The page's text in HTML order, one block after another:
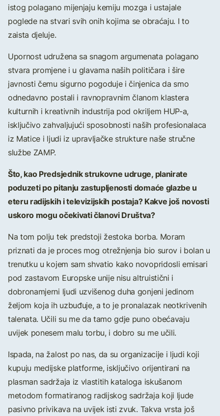
istog polagano mijenjaju kemiju mozga i ustajale
poglede na stvari svih onih kojima se obraćaju. I to
zaista djeluje.
Upornost udružena sa snagom argumenata polagano
stvara promjene i u glavama naših političara i šire
javnosti čemu sigurno pogoduje i činjenica da smo
odnedavno postali i ravnopravnim članom klastera
kulturnih i kreativnih industrija pod okriljem HUP-a,
isključivo zahvaljujući sposobnosti naših profesionalaca
iz Matice i ljudi iz upravljačke strukture naše stručne
službe ZAMP.
Što, kao Predsjednik strukovne udruge, planirate
poduzeti po pitanju zastupljenosti domaće glazbe u
eteru radijskih i televizijskih postaja? Kakve još novosti
uskoro mogu očekivati članovi Društva?
Na tom polju tek predstoji žestoka borba. Moram
priznati da je proces mog otrežnjenja bio surov i bolan u
trenutku u kojem sam shvatio kako novopridosli emisari
pod zastavom Europske unije nisu altruistični i
dobronamjerni ljudi uzvišenog duha gonjeni jedinom
željom koja ih uzbuđuje, a to je pronalazak neotkrivenih
talenata. Učili su me da tamo gdje puno obećavaju
uvijek ponesem malu torbu, i dobro su me učili.
Ispada, na žalost po nas, da su organizacije i ljudi koji
kupuju medijske platforme, isključivo orijentirani na
plasman sadržaja iz vlastitih kataloga iskušanom
metodom formatiranog radijskog sadržaja koji ljude
pasivno privikava na uvijek isti zvuk. Takva vrsta još